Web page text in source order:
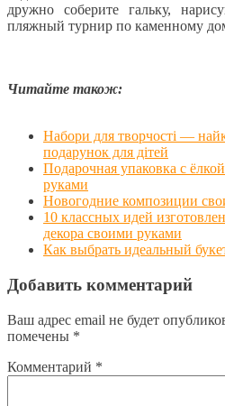
дружно соберите гальку,
пляжный турнир по каменному
Читайте також:
Набори для творчості —
подарунок для дітей
Подарочная упаковка с
руками
Новогодние композиции
10 классных идей
декора своими руками
Как выбрать идеальный
Добавить комментарий
Ваш адрес email не будет
помечены *
Комментарий *